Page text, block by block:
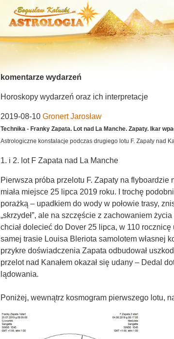
komentarze wydarzeń
Horoskopy wydarzeń oraz ich interpretacje
2019-08-10 Gronert Jarosław
Technika - Franky Zapata. Lot nad La Manche. Zapaty. Ikar
Astrologiczne konstalacje podczas drugiego lotu F. Zapaty nad
1. i 2. lot F Zapata nad La
Pierwsza próba przelotu F. Zapaty na flyboardzie
miała miejsce 25 lipca 2019 roku. I trochę
porażką – upadkiem do wody w połowie trasy,
„skrzydeł”, ale na szczęście z zachowaniem
chciał dolecieć do Dover 25 lipca, w 110
samej trasie Louisa Bleriota samolotem własnej
przykre doświadczenia Zapata odbudował
przelot nad Kanałem okazał się udany – Dedal
lądowania.
Poniżej, wewnątrz kosmogram pierwszego lotu,